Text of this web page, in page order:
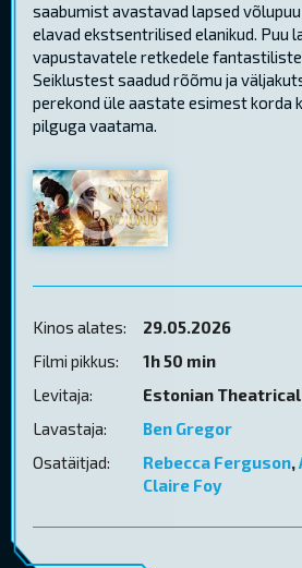
saabumist avastavad lapsed
elavad ekstsentrilised elanikud. Puu
vapustavatele retkedele
Seiklustest saadud rõõmu ja
perekond üle aastate esimest korda
pilguga vaatama.
Kinos alates:
29.05.2026
Filmi pikkus:
1h 50 min
Levitaja:
Estonian
Lavastaja:
Ben Gregor
Osatäitjad:
Rebecca Ferguson,
Claire Foy